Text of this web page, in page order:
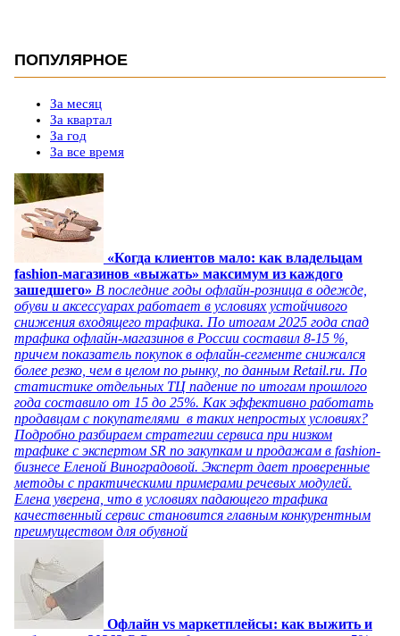
ПОПУЛЯРНОЕ
За месяц
За квартал
За год
За все время
«Когда клиентов мало: как владельцам
fashion-магазинов «выжать» максимум из каждого
зашедшего» В последние годы офлайн-розница в одежде,
обуви и аксессуарах работает в условиях устойчивого
снижения входящего трафика. По итогам 2025 года спад
трафика офлайн-магазинов в России составил 8-15 %,
причем показатель покупок в офлайн-сегменте снижался
более резко, чем в целом по рынку, по данным Retail.ru. По
статистике отдельных ТЦ падение по итогам прошлого
года составило от 15 до 25%. Как эффективно работать
продавцам с покупателями в таких непростых условиях?
Подробно разбираем стратегии сервиса при низком
трафике с экспертом SR по закупкам и продажам в fashion-
бизнесе Еленой Виноградовой. Эксперт дает проверенные
методы с практическими примерами речевых модулей.
Елена уверена, что в условиях падающего трафика
качественный сервис становится главным конкурентным
преимуществом для обувной
Офлайн vs маркетплейсы: как выжить и